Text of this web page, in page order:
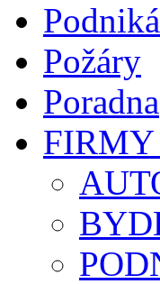
Požáry
Poradna
FIRMY